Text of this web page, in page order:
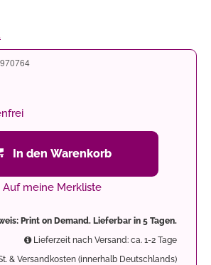
In den Warenkorb
Auf meine Merkliste
Print on Demand. Lieferbar in 5 Tagen.
Lieferzeit nach Versand: ca. 1-2 Tage
& Versandkosten (innerhalb Deutschlands)